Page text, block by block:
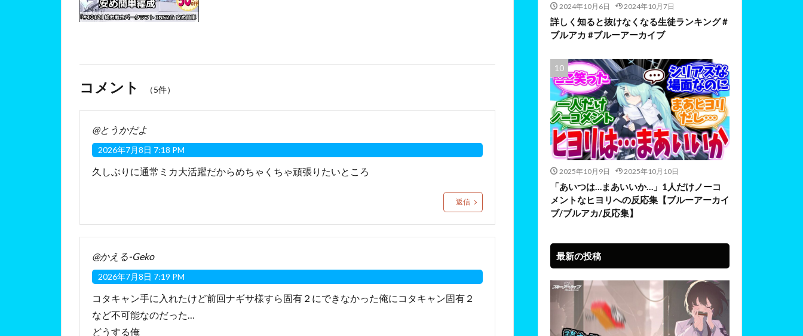
コメント （5件）
@とうかだよ
2026年7月8日 7:18 PM
久しぶりに通常ミカ大活躍だからめちゃくちゃ頑張りたいところ
返信
@かえる-Geko
2026年7月8日 7:19 PM
コタキャン手に入れたけど前回ナギサ様すら固有２にできなかった俺にコタキャン固有２
など不可能なのだった…
どうする俺
2024年10月6日 2024年10月7日
詳しく知ると抜けなくなる生徒ランキング #
ブルアカ #ブルーアーカイブ
2025年10月9日 2025年10月10日
「あいつは…まあいいか…」1人だけノーコ
メントなヒヨリへの反応集【ブルーアーカイ
ブ/ブルアカ/反応集】
最新の投稿